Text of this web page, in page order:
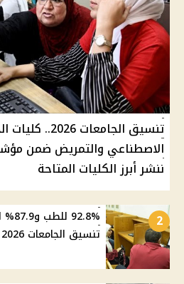
تنسيق الجامعات
الاصطناعي والتمريض ضمن
ننشر أبرز الكليات المتاحة
2
تنسيق الجامعات 2026 وأماكن المرحلة الثانية